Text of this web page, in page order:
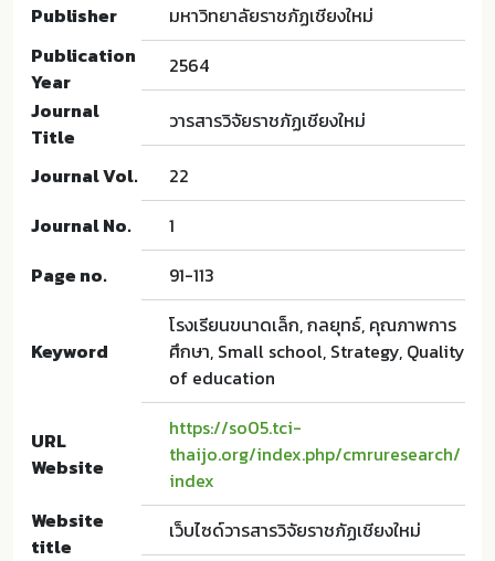
Publisher
มหาวิทยาลัยราชภัฏเชียงใหม่
Publication
Year
2564
Journal
Title
วารสารวิจัยราชภัฏเชียงใหม่
Journal Vol.
22
Journal No.
1
Page no.
91-113
Keyword
โรงเรียนขนาดเล็ก, กลยุทธ์, คุณภาพการ
ศึกษา, Small school, Strategy, Quality
of education
URL
Website
https://so05.tci-
thaijo.org/index.php/cmruresearch/
index
Website
title
เว็บไซด์วารสารวิจัยราชภัฏเชียงใหม่